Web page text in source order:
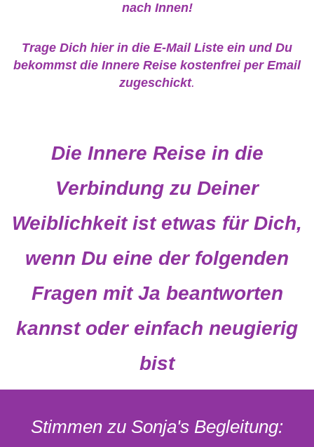
nach Innen!
Trage Dich hier in die E-Mail Liste ein und Du
bekommst die Innere Reise kostenfrei per Email
zugeschickt.
Die Innere Reise in die
Verbindung zu Deiner
Weiblichkeit ist etwas für Dich,
wenn Du eine der folgenden
Fragen mit Ja beantworten
kannst oder einfach neugierig
bist
Stimmen zu Sonja's Begleitung: